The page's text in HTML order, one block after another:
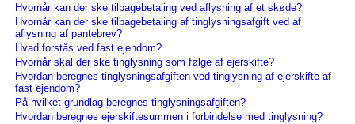
Hvornår kan der ske tilbagebetaling ved aflysning af et skøde?
Hvornår kan der ske tilbagebetaling af tinglysningsafgift ved af
aflysning af pantebrev?
Hvad forstås ved fast ejendom?
Hvornår skal der ske tinglysning som følge af ejerskifte?
Hvordan beregnes tinglysningsafgiften ved tinglysning af ejerskifte af
fast ejendom?
På hvilket grundlag beregnes tinglysningsafgiften?
Hvordan beregnes ejerskiftesummen i forbindelse med tinglysning?